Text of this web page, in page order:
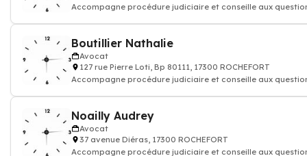
Accompagne procédure judiciaire et conseille aux
Boutillier Nathalie
Avocat
127 rue Pierre Loti, Bp 80111, 17300 ROCHEFORT
Accompagne procédure judiciaire et conseille aux
Noailly Audrey
Avocat
37 avenue Diéras, 17300 ROCHEFORT
Accompagne procédure judiciaire et conseille aux